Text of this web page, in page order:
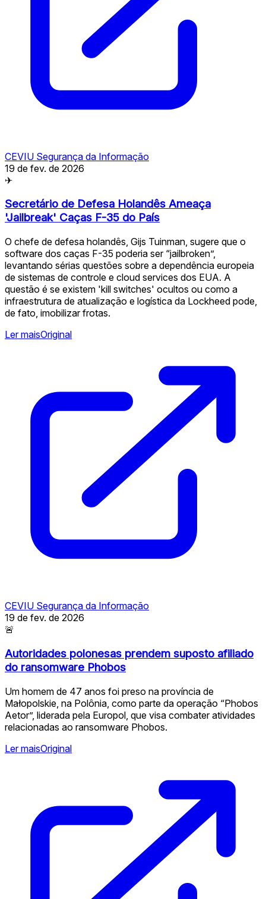
CEVIU Segurança da Informação
19 de fev. de 2026
✈
Secretário de Defesa Holandês Ameaça
'Jailbreak' Caças F-35 do País
O chefe de defesa holandês, Gijs Tuinman, sugere que o
software dos caças F-35 poderia ser “jailbroken”,
levantando sérias questões sobre a dependência europeia
de sistemas de controle e cloud services dos EUA. A
questão é se existem 'kill switches' ocultos ou como a
infraestrutura de atualização e logística da Lockheed pode,
de fato, imobilizar frotas. ️️
Ler maisOriginal
CEVIU Segurança da Informação
19 de fev. de 2026
🚨
Autoridades polonesas prendem suposto afiliado
do ransomware Phobos
Um homem de 47 anos foi preso na província de
Małopolskie, na Polônia, como parte da operação “Phobos
Aetor”, liderada pela Europol, que visa combater atividades
relacionadas ao ransomware Phobos.
Ler maisOriginal